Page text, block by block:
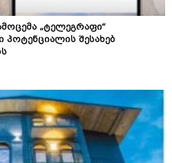
„ტელეგრაფი“
შესახებ